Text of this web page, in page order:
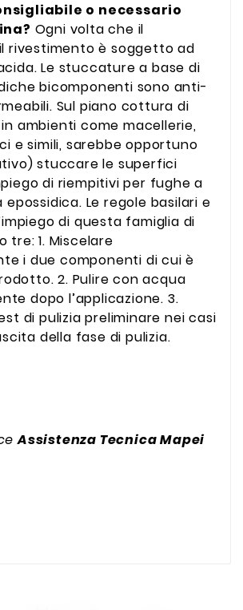
o necessario
Ogni volta che il
rivestimento è soggetto ad
Le stuccature a base di
bicomponenti sono anti-
Sul piano cottura di
ambienti come macellerie,
e simili, sarebbe opportuno
stuccare le superfici
di riempitivi per fughe a
epossidica. Le regole basilari e
di questa famiglia di
tre: 1. Miscelare
i due componenti di cui è
2. Pulire con acqua
dopo l’applicazione. 3.
di pulizia preliminare nei casi
della fase di pulizia.
Assistenza Tecnica Mapei